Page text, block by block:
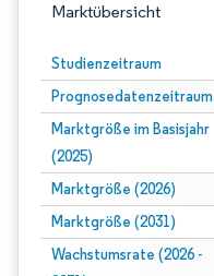
Marktübersicht
Studienzeitraum
Prognosedatenzeitraum
Marktgröße im Basisjahr
(2025)
Marktgröße (2026)
Marktgröße (2031)
Wachstumsrate (2026 -